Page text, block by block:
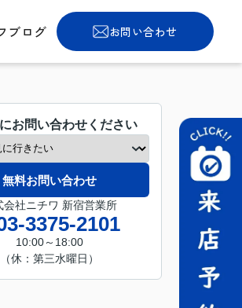
ブログ お問い合わせ
お問い合わせください
無料お問い合わせ
会社ニチワ 新宿営業所
3375-2101
10:00～18:00
（休：第三水曜日）